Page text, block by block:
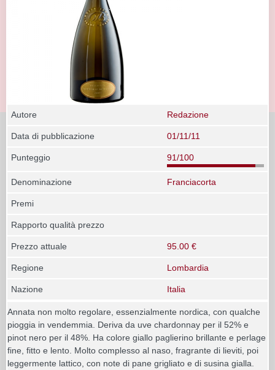
Autore Redazione
Data di pubblicazione 01/11/11
Punteggio 91/100
Denominazione Franciacorta
Premi
Rapporto qualità prezzo
Prezzo attuale 95.00 €
Regione Lombardia
Nazione Italia
Annata non molto regolare, essenzialmente nordica, con qualche
pioggia in vendemmia. Deriva da uve chardonnay per il 52% e
pinot nero per il 48%. Ha colore giallo paglierino brillante e perlage
fine, fitto e lento. Molto complesso al naso, fragrante di lieviti, poi
leggermente lattico, con note di pane grigliato e di susina gialla.